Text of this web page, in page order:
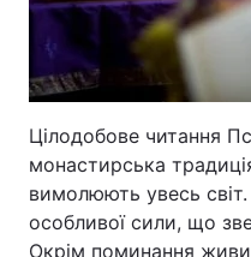
Цілодобове читання
монастирська
вимолюють увесь
особливої сили, що
Окрім поминання